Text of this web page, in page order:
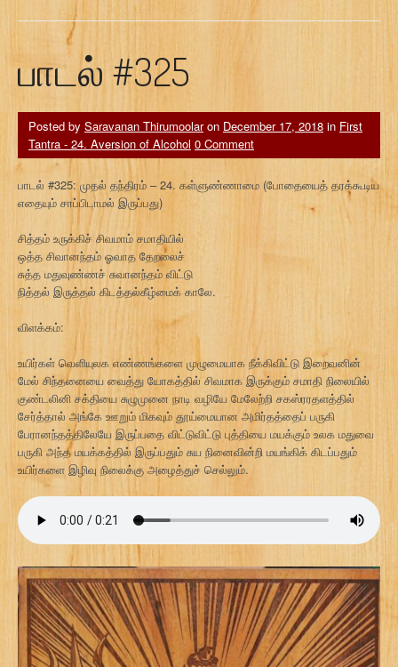
பாடல் #325
Posted by Saravanan Thirumoolaron December 17, 2018 in First
Tantra - 24. Aversion of Alcohol 0 Comment
பாடல் #325: முதல் தந்திரம் – 24. கள்ளுண்ணாமை (போதையைத் தரக்கூடிய
எதையும் சாப்பிடாமல் இருப்பது)
சித்தம் உருக்கிச் சிவமாம் சமாதியில்
ஒத்த சிவானந்தம் ஓவாத தேறலைச்
சுத்த மதுவுண்ணச் சுவானந்தம் விட்டு
நித்தல் இருத்தல் கிடத்தல்கீழ்மைக் காலே.
விளக்கம்:
உயிர்கள் வெளியுலக எண்ணங்களை முழுமையாக நீக்கிவிட்டு இறைவனின்
மேல் சிந்தனையை வைத்து யோகத்தில் சிவமாக இருக்கும் சமாதி நிலையில்
குண்டலினி சக்தியை சுழுமுனை நாடி வழியே மேலேற்றி சகஸ்ரரதளத்தில்
சேர்த்தால் அங்கே ஊறும் மிகவும் தூய்மையான அமிர்தத்தைப் பருகி
பேரானந்தத்திலேயே இருப்பதை விட்டுவிட்டு புத்தியை மயக்கும் உலக மதுவை
பருகி அந்த மயக்கத்தில் இருப்பதும் சுய நினைவின்றி மயங்கிக் கிடப்பதும்
உயிர்களை இழிவு நிலைக்கு அழைத்துச் செல்லும்.